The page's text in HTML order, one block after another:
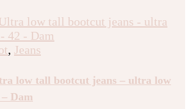
, Jeans
low tall bootcut jeans – ultra low
Dam